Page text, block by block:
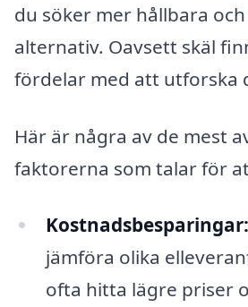
du söker mer hållbara
alternativ. Oavsett skäl
fördelar med att utforska
Här är några av de mest
faktorerna som talar för
Kostnadsbesparingar:
jämföra olika
ofta hitta lägre priser